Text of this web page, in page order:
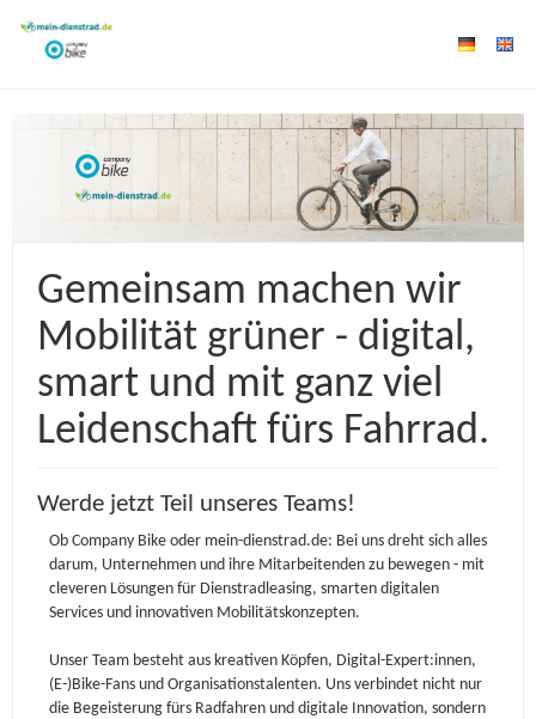
Gemeinsam machen wir
Mobilität grüner - digital,
smart und mit ganz viel
Leidenschaft fürs Fahrrad.
Werde jetzt Teil unseres Teams!
Ob Company Bike oder mein-dienstrad.de: Bei uns dreht sich alles
darum, Unternehmen und ihre Mitarbeitenden zu bewegen - mit
cleveren Lösungen für Dienstradleasing, smarten digitalen
Services und innovativen Mobilitätskonzepten.
Unser Team besteht aus kreativen Köpfen, Digital-Expert:innen,
(E-)Bike-Fans und Organisationstalenten. Uns verbindet nicht nur
die Begeisterung fürs Radfahren und digitale Innovation, sondern